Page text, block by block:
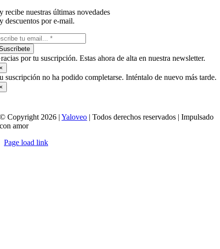
y recibe nuestras últimas novedades
y descuentos por e-mail.
por tu suscripción. Estas ahora de alta en nuestra newsletter.
suscripción no ha podido completarse. Inténtalo de nuevo más tarde.
© Copyright 2026 |Yaloveo | Todos derechos reservados | Impulsado
con amor
Page load link